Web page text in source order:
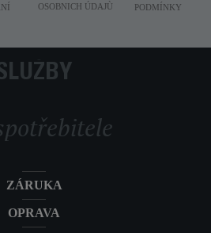
OSOBNICH ÚDAJÙ
PODMÍNKY
ZÁRUKA
OPRAVA